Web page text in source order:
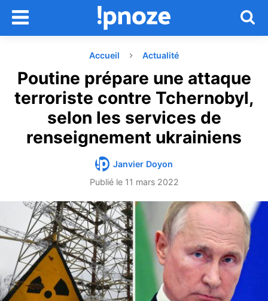
Accueil Actualité
Poutine prépare une attaque
terroriste contre Tchernobyl,
selon les services de
renseignement ukrainiens
Janvier Doyon
Publié le 11 mars 2022